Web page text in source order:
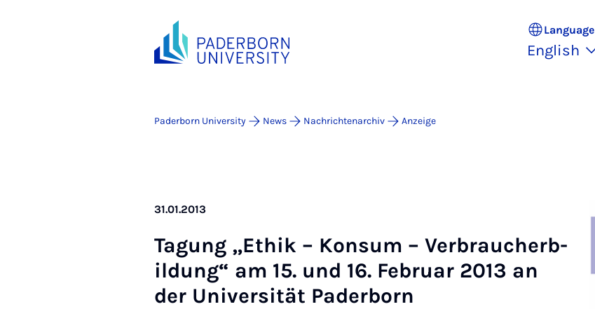
Language
English
Paderborn University News Nachrichtenarchiv Anzeige
31.01.2013
Ta­gung „Ethik – Kon­sum – Ver­brauch­erb­
ildung“ am 15. und 16. Feb­ru­ar 2013 an
der Uni­versität Pader­born